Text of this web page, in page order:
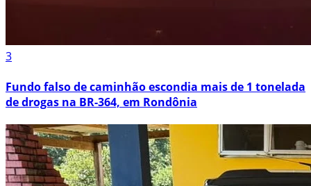
3
Fundo falso de caminhão escondia mais de 1 tonelada
de drogas na BR-364, em Rondônia